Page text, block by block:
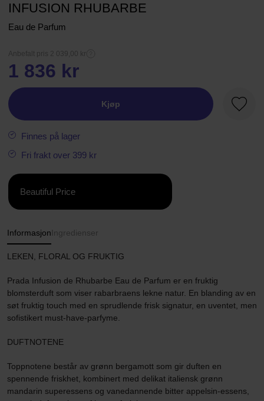
INFUSION RHUBARBE
Eau de Parfum
Anbefalt pris 2 039,00 kr
1 836 kr
Kjøp
Finnes på lager
Fri frakt over 399 kr
Beautiful Price
Informasjon Ingredienser
LEKEN, FLORAL OG FRUKTIG
Prada Infusion de Rhubarbe Eau de Parfum er en fruktig
blomsterduft som viser rabarbraens lekne natur. En blanding av en
søt fruktig touch med en sprudlende frisk signatur, en uventet, men
sofistikert must-have-parfyme.
DUFTNOTENE
Toppnotene består av grønn bergamott som gir duften en
spennende friskhet, kombinert med delikat italiensk grønn
mandarin superessens og vanedannende bitter appelsin-essens,